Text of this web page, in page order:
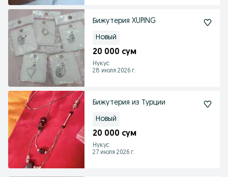
Бижутерия XUPING
Новый
20 000 сум
Нукус
28 июля 2026 г.
Бижутерия из Турции
Новый
20 000 сум
Нукус
27 июля 2026 г.